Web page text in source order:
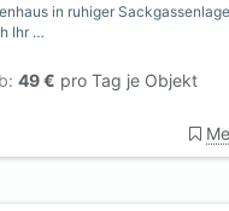
in ruhiger
Ihr …
49 € pro Tag je Objekt